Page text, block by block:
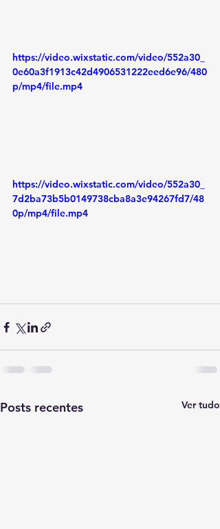
https://video.wixstatic.com/video/552a30_
0e60a3f1913c42d4906531222eed6e96/480
p/mp4/file.mp4
https://video.wixstatic.com/video/552a30_
7d2ba73b5b0149738cba8a3e94267fd7/48
0p/mp4/file.mp4
Posts recentes Ver tudo